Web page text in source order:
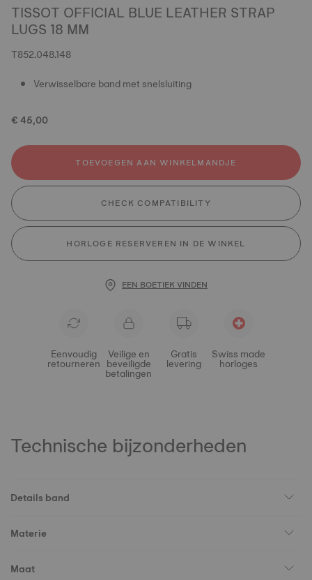
TISSOT OFFICIAL BLUE LEATHER STRAP
LUGS 18 MM
T852.048.148
Verwisselbare band met snelsluiting
€ 45,00
TOEVOEGEN AAN WINKELMANDJE
CHECK COMPATIBILITY
HORLOGE RESERVEREN IN DE WINKEL
EEN BOETIEK VINDEN
Eenvoudig
retourneren
Veilige en
beveiligde
betalingen
Gratis
levering
Swiss made
horloges
Technische bijzonderheden
Details band
Materie
Maat